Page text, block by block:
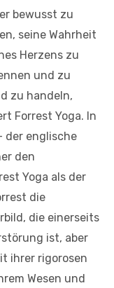
bewusst zu
seine Wahrheit
Herzens zu
und zu
zu handeln,
Forrest Yoga. In
der englische
den
Yoga als der
die
die einerseits
ist, aber
ihrer rigorosen
Wesen und